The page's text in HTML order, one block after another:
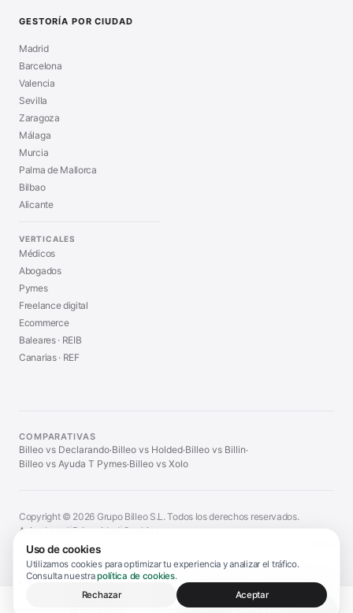
Uso de cookies
Utilizamos cookies para optimizar tu experiencia y analizar el tráfico.
Consulta nuestrapolítica de cookies.
Rechazar
Aceptar
Contratar
GESTORÍA POR CIUDAD
Madrid
Barcelona
Valencia
Sevilla
Zaragoza
Málaga
Murcia
Palma de Mallorca
Bilbao
Alicante
VERTICALES
Médicos
Abogados
Pymes
Freelance digital
Ecommerce
Baleares · REIB
Canarias · REF
COMPARATIVAS
Billeo vs Declarando·Billeo vs Holded·Billeo vs Billin·
Billeo vs Ayuda T Pymes·Billeo vs Xolo
Copyright © 2026 Grupo Billeo S.L. Todos los derechos reservados.
Aviso Legal|Privacidad| Cookies
Información legal y aviso de servicio▼